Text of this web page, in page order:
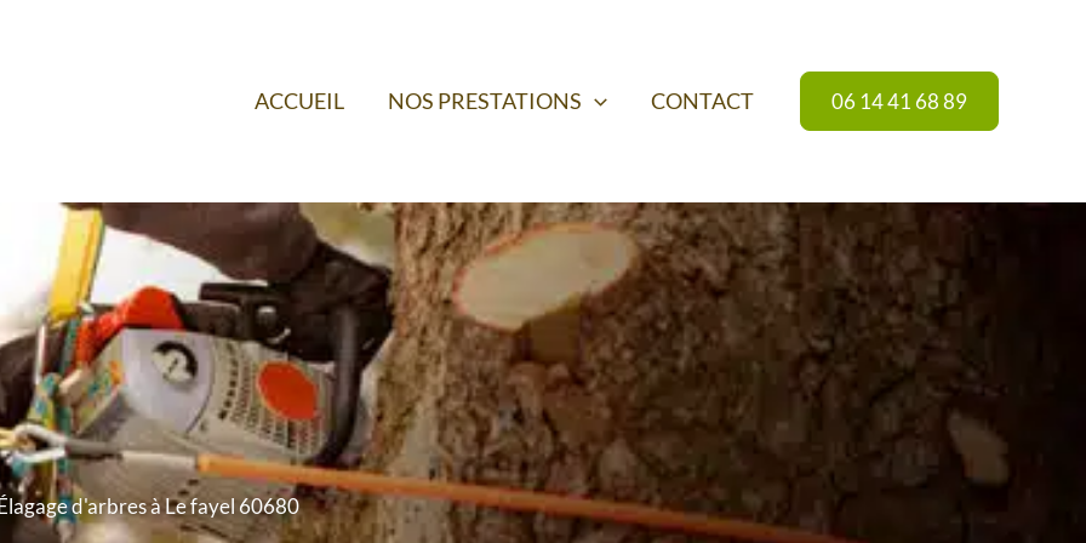
ACCUEIL NOS PRESTATIONS CONTACT 06 14 41 68 89
d'arbres à Le fayel 60680